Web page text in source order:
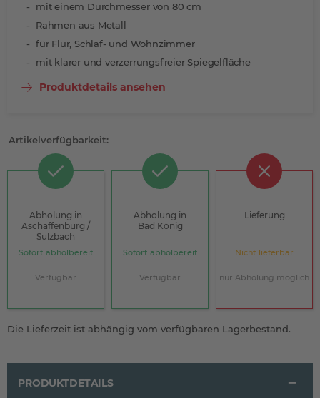
mit einem Durchmesser von 80 cm
Rahmen aus Metall
für Flur, Schlaf- und Wohnzimmer
mit klarer und verzerrungsfreier Spiegelfläche
Produktdetails ansehen
Artikelverfügbarkeit:
Abholung in
Aschaffenburg /
Sulzbach
Sofort abholbereit
Verfügbar
Abholung in
Bad König
Sofort abholbereit
Verfügbar
Lieferung
Nicht lieferbar
nur Abholung möglich
Die Lieferzeit ist abhängig vom verfügbaren Lagerbestand.
PRODUKTDETAILS